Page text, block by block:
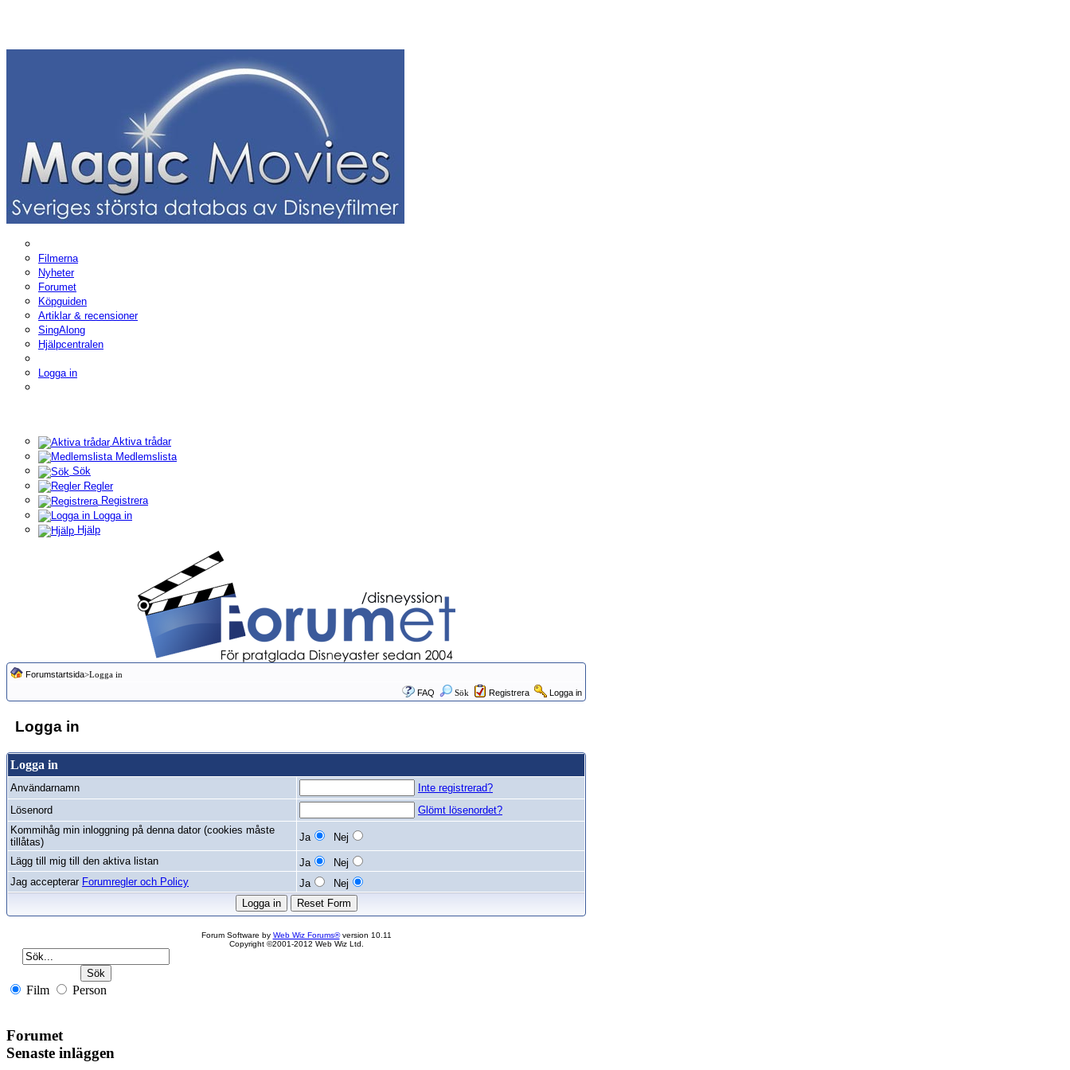
Filmerna
Nyheter
Forumet
Köpguiden
Artiklar & recensioner
SingAlong
Hjälpcentralen
Logga in
Aktiva trådar
Medlemslista
Sök
Regler
Registrera
Logga in
Hjälp
Forumstartsida>Logga in
FAQ
Sök Registrera Logga in
Logga in
Logga in
Användarnamn
Inte registrerad?
Lösenord
Glömt lösenordet?
Kommihåg min inloggning på denna dator (cookies måste
tillåtas)
Ja
Nej
Lägg till mig till den aktiva listan
Ja
Nej
Jag accepterar Forumregler och Policy Ja Nej
Forum Software by Web Wiz Forums®version 10.11
Copyright ©2001-2012 Web Wiz Ltd.
Film Person
Forumet
Senaste inläggen